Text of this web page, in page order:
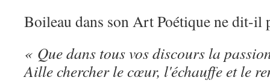
Boileau dans son Art Poétique ne dit-il
« Que dans tous vos discours la
Aille chercher le cœur, l'échauffe et le